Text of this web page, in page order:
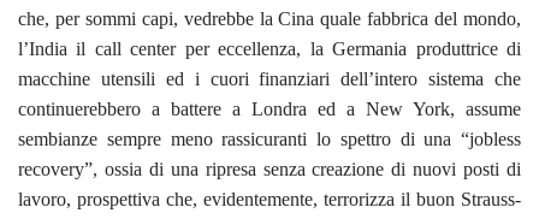
che, per sommi capi, vedrebbe la Cina quale fabbrica del mondo,
l’India il call center per eccellenza, la Germania produttrice di
macchine utensili ed i cuori finanziari dell’intero sistema che
continuerebbero a battere a Londra ed a New York, assume
sembianze sempre meno rassicuranti lo spettro di una “jobless
recovery”, ossia di una ripresa senza creazione di nuovi posti di
lavoro, prospettiva che, evidentemente, terrorizza il buon Strauss-